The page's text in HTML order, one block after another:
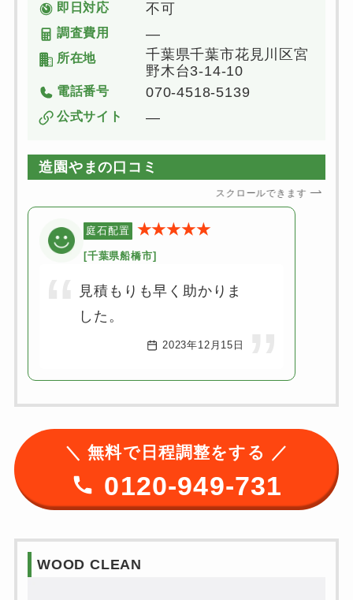
即日対応 不可
調査費用 ―
所在地
千葉県千葉市花見川区宮
野木台3-14-10
電話番号 070-4518-5139
公式サイト ―
造園やまの口コミ
スクロールできます
庭石配置 ★★★★★
[千葉県船橋市]
見積もりも早く助かりま
した。
2023年12月15日
＼ 無料で日程調整をする ／
0120-949-731
WOOD CLEAN